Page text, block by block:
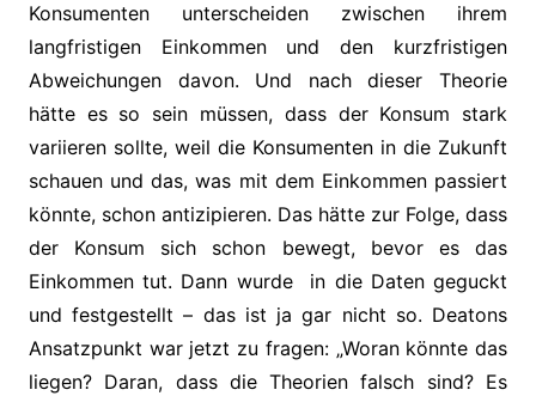
Konsumenten unterscheiden zwischen ihrem
langfristigen Einkommen und den kurzfristigen
Abweichungen davon. Und nach dieser Theorie
hätte es so sein müssen, dass der Konsum stark
variieren sollte, weil die Konsumenten in die Zukunft
schauen und das, was mit dem Einkommen passiert
könnte, schon antizipieren. Das hätte zur Folge, dass
der Konsum sich schon bewegt, bevor es das
Einkommen tut. Dann wurde in die Daten geguckt
und festgestellt – das ist ja gar nicht so. Deatons
Ansatzpunkt war jetzt zu fragen: „Woran könnte das
liegen? Daran, dass die Theorien falsch sind? Es